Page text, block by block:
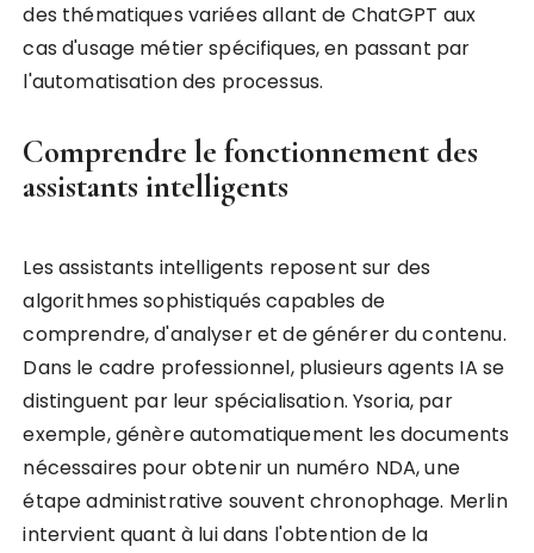
des thématiques variées allant de ChatGPT aux
cas d'usage métier spécifiques, en passant par
l'automatisation des processus.
Comprendre le fonctionnement des
assistants intelligents
Les assistants intelligents reposent sur des
algorithmes sophistiqués capables de
comprendre, d'analyser et de générer du contenu.
Dans le cadre professionnel, plusieurs agents IA se
distinguent par leur spécialisation. Ysoria, par
exemple, génère automatiquement les documents
nécessaires pour obtenir un numéro NDA, une
étape administrative souvent chronophage. Merlin
intervient quant à lui dans l'obtention de la